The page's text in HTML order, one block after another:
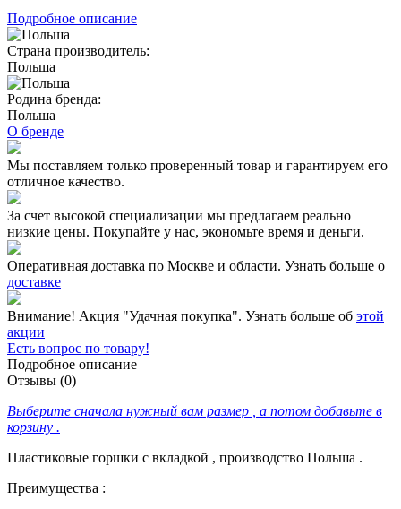
Подробное описание
Страна производитель:
Польша
Родина бренда:
Польша
О бренде
Мы поставляем только проверенный товар и гарантируем его
отличное качество.
За счет высокой специализации мы предлагаем реально
низкие цены. Покупайте у нас, экономьте время и деньги.
Оперативная доставка по Москве и области. Узнать больше о
доставке
Внимание! Акция "Удачная покупка". Узнать больше об этой
акции
Есть вопрос по товару!
Подробное описание
Отзывы (0)
Выберите сначала нужный вам размер , а потом добавьте в
корзину .
Пластиковые горшки с вкладкой , производство Польша .
Преимущества :